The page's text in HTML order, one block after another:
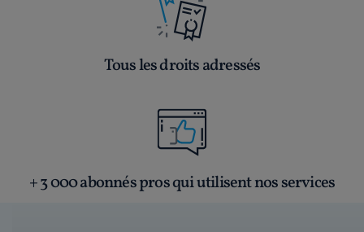
Tous les droits adressés
+ 3 000 abonnés pros qui utilisent nos services